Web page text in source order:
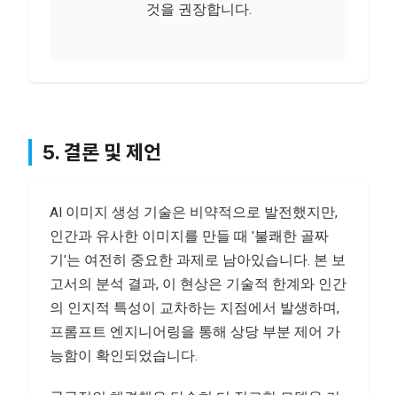
것을 권장합니다.
5. 결론 및 제언
AI 이미지 생성 기술은 비약적으로 발전했지만,
인간과 유사한 이미지를 만들 때 '불쾌한 골짜
기'는 여전히 중요한 과제로 남아있습니다. 본 보
고서의 분석 결과, 이 현상은 기술적 한계와 인간
의 인지적 특성이 교차하는 지점에서 발생하며,
프롬프트 엔지니어링을 통해 상당 부분 제어 가
능함이 확인되었습니다.